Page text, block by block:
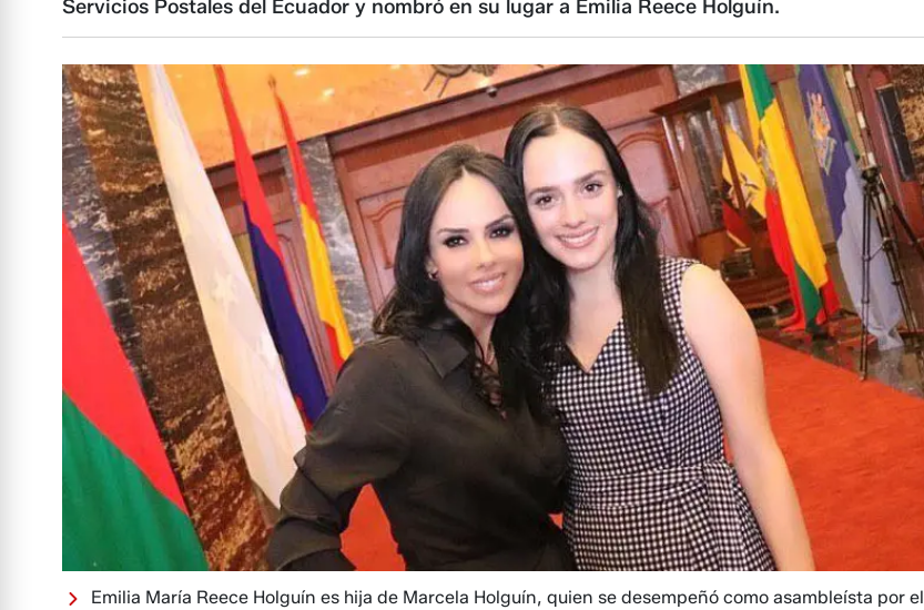
Servicios Postales del Ecuador y nombró en su lugar a Emilia Reece Holguín.
Emilia María Reece Holguín es hija de Marcela Holguín, quien se desempeñó como asambleísta por el